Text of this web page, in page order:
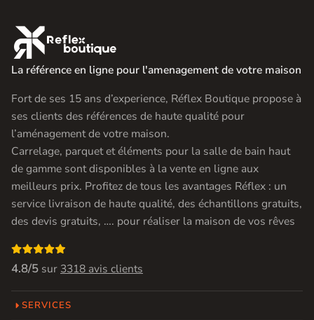

La référence en ligne pour l'amenagement de votre maison
Fort de ses 15 ans d’experience, Réflex Boutique propose à
ses clients des références de haute qualité pour
l’aménagement de votre maison.
Carrelage, parquet et éléments pour la salle de bain haut
de gamme sont disponibles à la vente en ligne aux
meilleurs prix. Profitez de tous les avantages Réflex : un
service livraison de haute qualité, des échantillons gratuits,
des devis gratuits, …. pour réaliser la maison de vos rêves

4.8/5 sur 3318 avis clients
SERVICES